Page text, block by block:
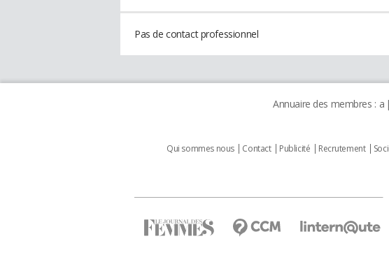
Pas de contact professionnel
Annuaire des membres : a
Qui sommes nous Contact Publicité Recrutement